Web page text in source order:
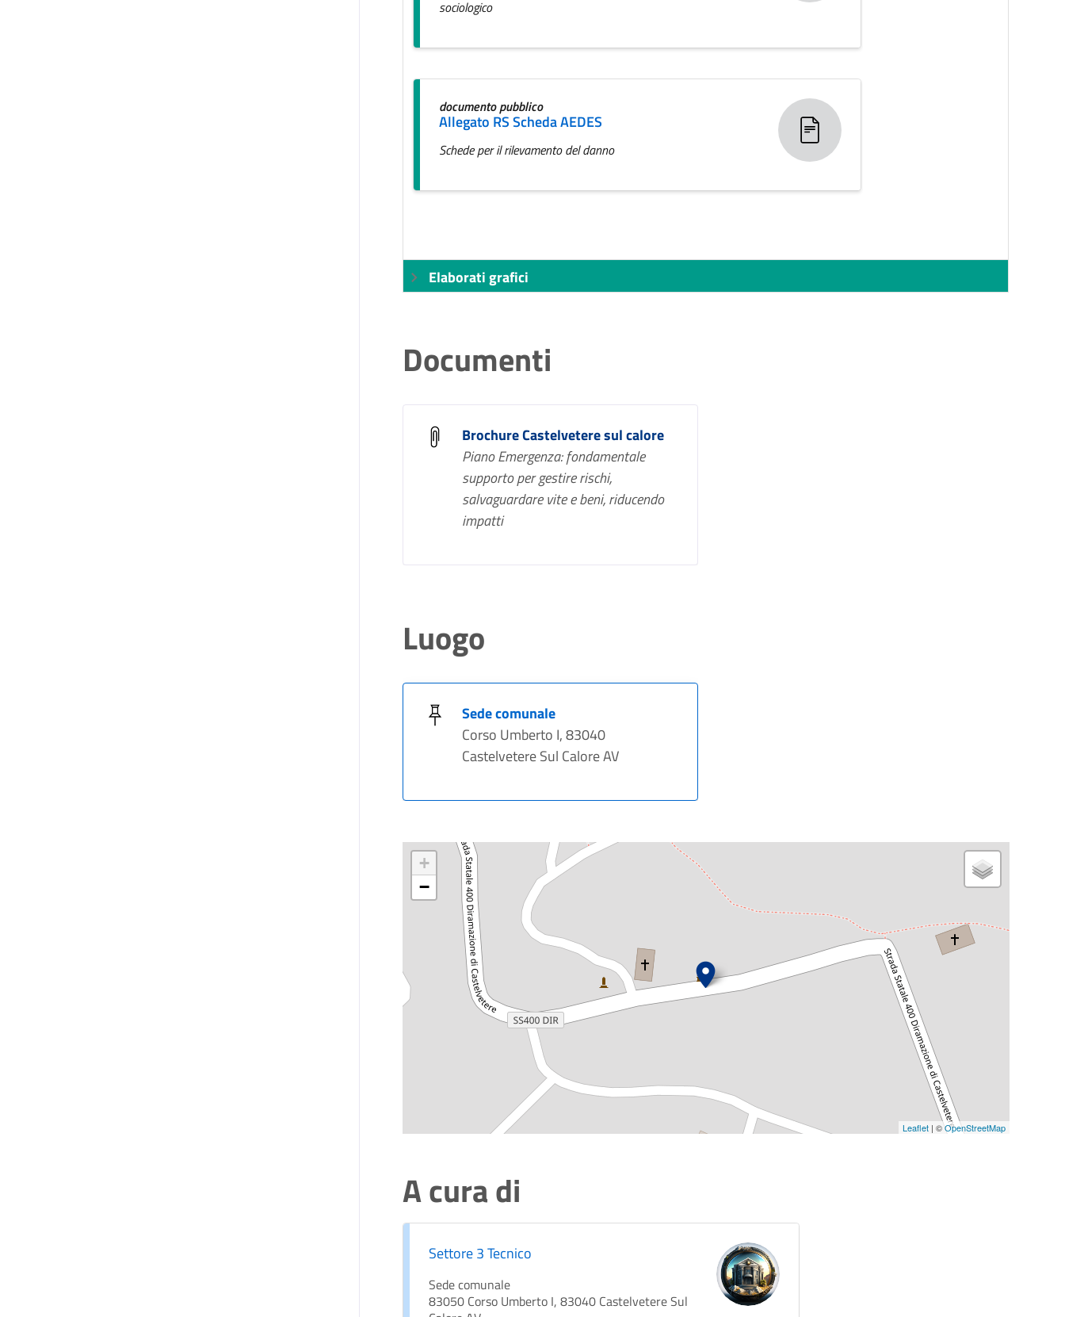
sociologico
documento pubblico
Allegato RS Scheda AEDES
Schede per il rilevamento del danno
Elaborati grafici
Documenti
Brochure Castelvetere sul calore
Piano Emergenza: fondamentale
supporto per gestire rischi,
salvaguardare vite e beni, riducendo
impatti
Luogo
Sede comunale
Corso Umberto I, 83040
Castelvetere Sul Calore AV
+
−
Leaflet| ©OpenStreetMap
A cura di
Settore 3 Tecnico
Sede comunale
83050 Corso Umberto I, 83040 Castelvetere Sul